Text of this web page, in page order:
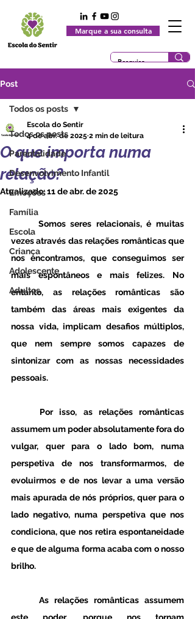
Marque a sua consulta
Post
Todos os posts
Parentalidade
Desenvolvimento Infantil
Emoções
Família
Escola
Criança
Adolescente
Adultos
Todos os posts
O que importa numa
relação?
Escola do Sentir
4 de abr. de 2025 2 min de leitura
Atualizado:11 de abr. de 2025
vezes através das relações românticas que
nos encontramos, que conseguimos ser
mais espontâneos e mais felizes. No
entanto, as relações românticas são
também das áreas mais exigentes da
nossa vida, implicam desafios múltiplos,
que nem sempre somos capazes de
sintonizar com as nossas necessidades
pessoais.
assumem um poder absolutamente fora do
vulgar, quer para o lado bom, numa
perspetiva de nos transformarmos, de
evoluirmos e de nos levar a uma versão
mais apurada de nós próprios, quer para o
lado negativo, numa perspetiva que nos
condiciona, que nos retira espontaneidade
e que de alguma forma acaba com o nosso
brilho.